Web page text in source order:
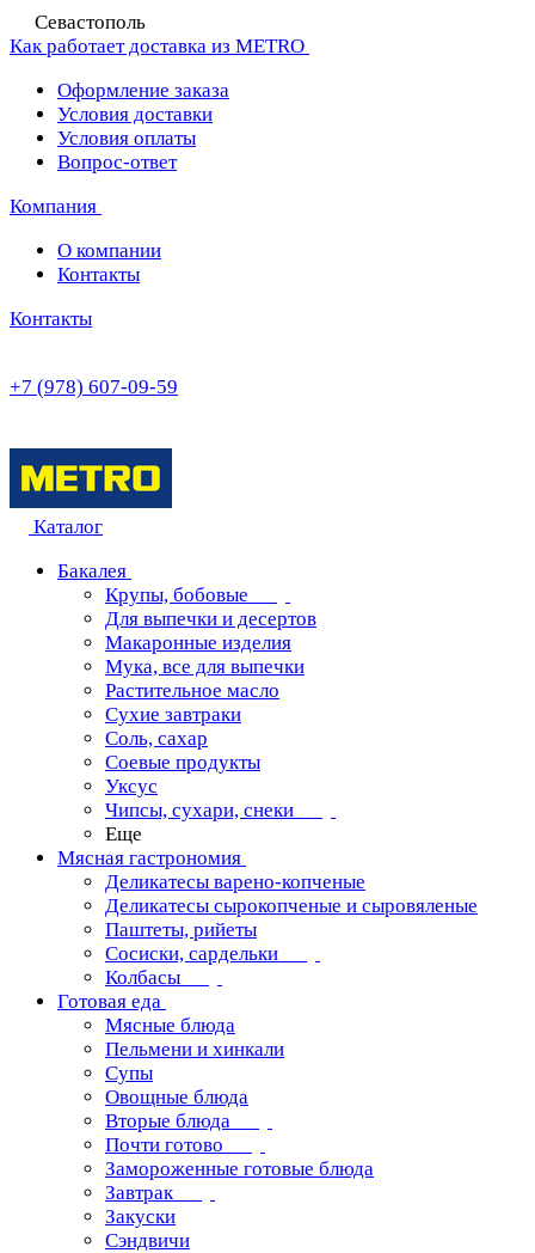
Севастополь
Как работает доставка из METRO
Оформление заказа
Условия доставки
Условия оплаты
Вопрос-ответ
Компания
О компании
Контакты
Контакты
+7 (978) 607-09-59
Каталог
Бакалея
Крупы, бобовые
Для выпечки и десертов
Макаронные изделия
Мука, все для выпечки
Растительное масло
Сухие завтраки
Соль, сахар
Соевые продукты
Уксус
Чипсы, сухари, снеки
Еще
Мясная гастрономия
Деликатесы варено-копченые
Деликатесы сырокопченые и сыровяленые
Паштеты, рийеты
Сосиски, сардельки
Колбасы
Готовая еда
Мясные блюда
Пельмени и хинкали
Супы
Овощные блюда
Вторые блюда
Почти готово
Замороженные готовые блюда
Завтрак
Закуски
Сэндвичи